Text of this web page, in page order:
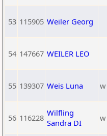
53 115905 Weiler Georg
54 147667 WEILER LEO
55 139307 Weis Luna w
56 116228 Wilfling
Sandra DI
w